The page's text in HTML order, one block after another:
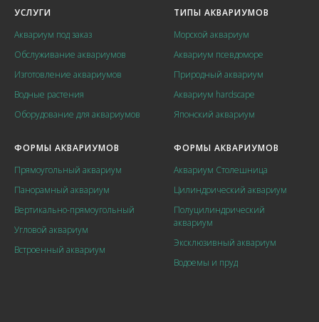
УСЛУГИ
Аквариум под заказ
Обслуживание аквариумов
Изготовление аквариумов
Водные растения
Оборудование для аквариумов
ТИПЫ АКВАРИУМОВ
Морской аквариум
Аквариум псевдоморе
Природный аквариум
Аквариум hardscape
Японский аквариум
ФОРМЫ АКВАРИУМОВ
Прямоугольный аквариум
Панорамный аквариум
Вертикально-прямоугольный
Угловой аквариум
Встроенный аквариум
ФОРМЫ АКВАРИУМОВ
Аквариум Столешница
Цилиндрический аквариум
Полуцилиндрический
аквариум
Эксклюзивный аквариум
Водоемы и пруд